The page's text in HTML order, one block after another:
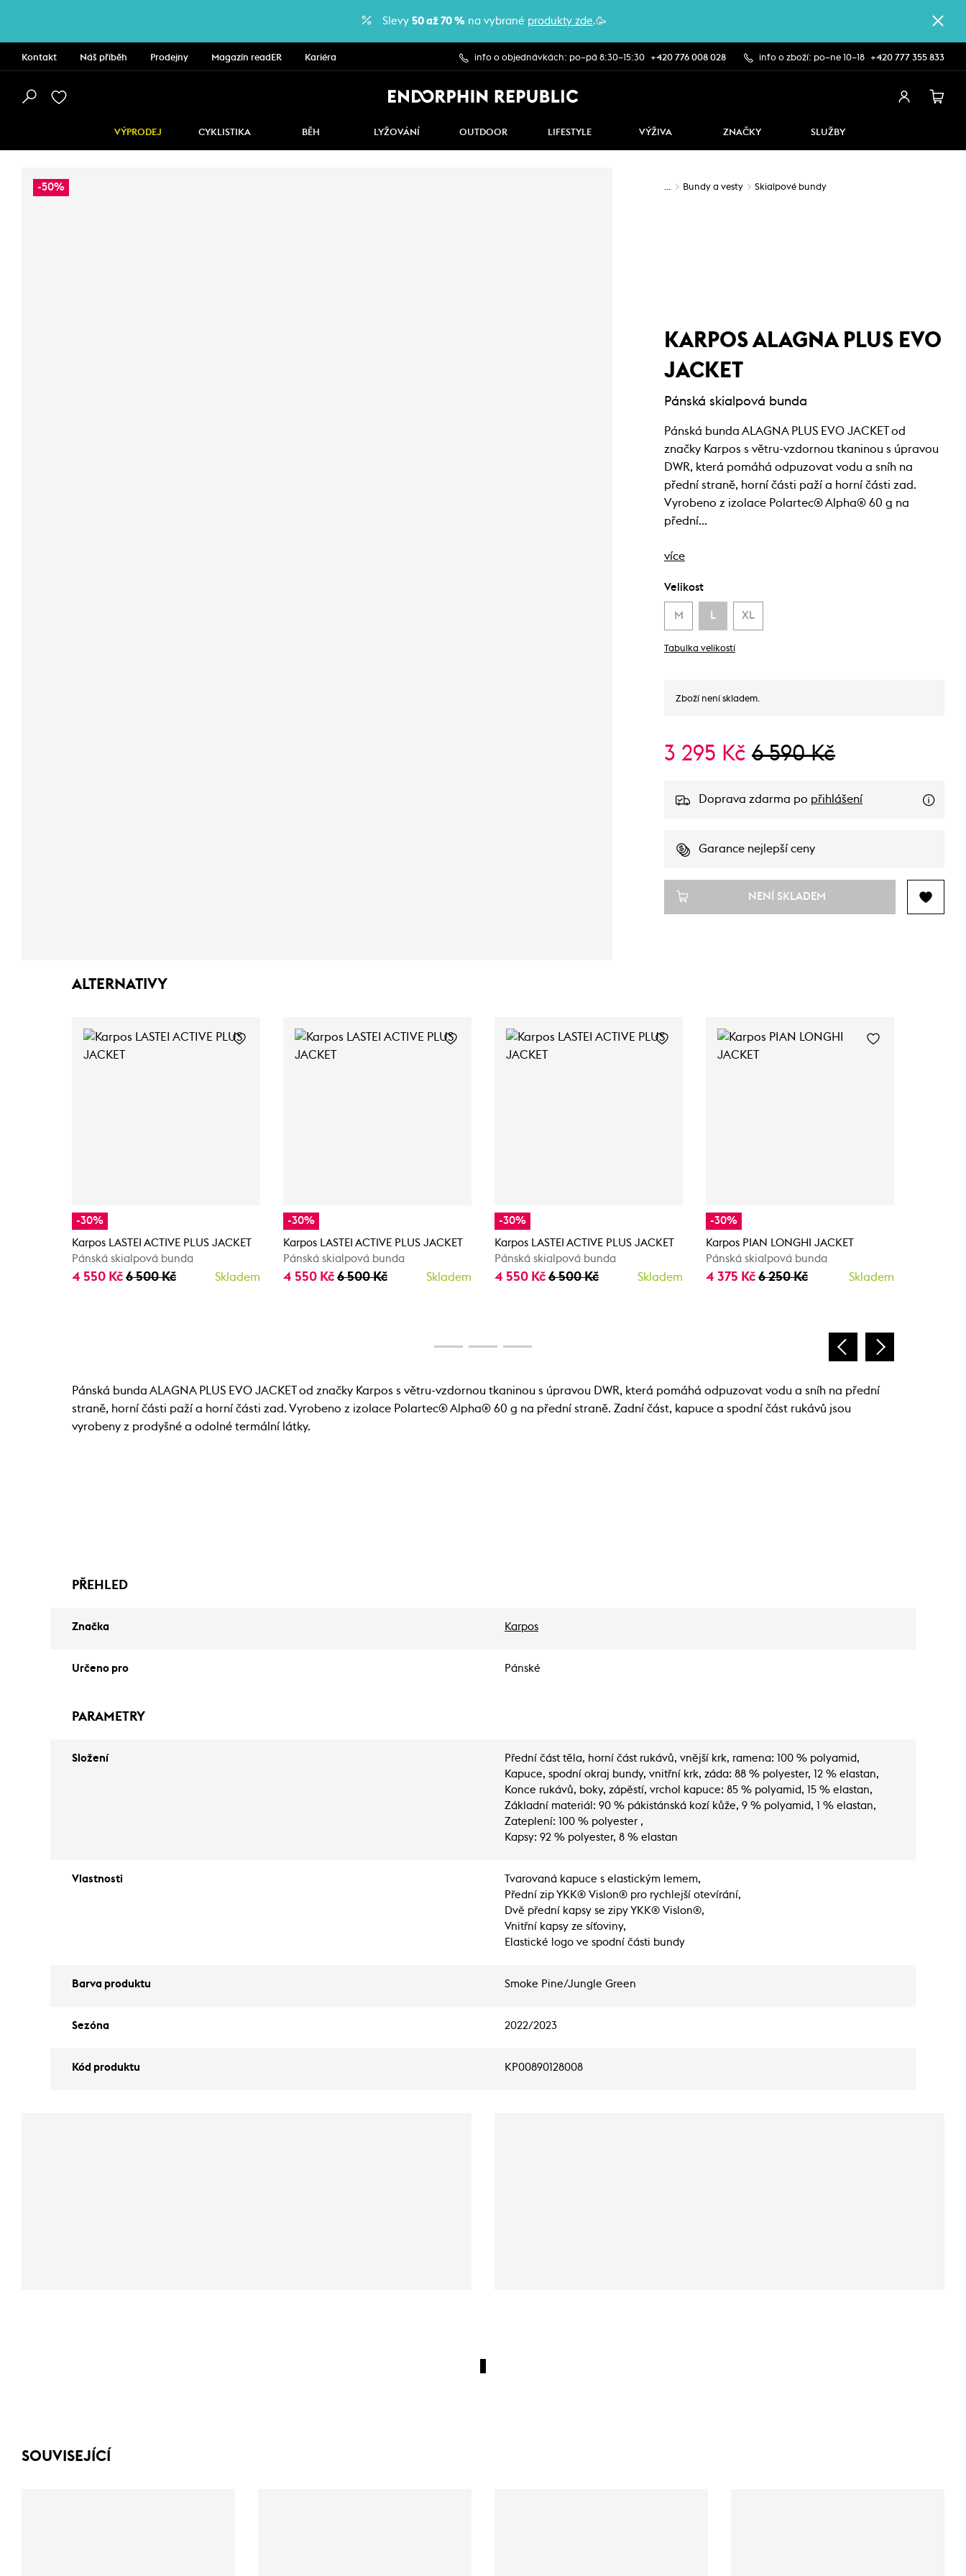
Slevy 50 až 70 % na vybrané produkty zde.🥳
Kontakt Náš příběh Prodejny Magazín readER Kariéra info o objednávkách: po–pá 8:30–15:30 +420 776 008 028 info o zboží: po–ne 10–18 +420 777 355 833
VÝPRODEJ CYKLISTIKA BĚH LYŽOVÁNÍ OUTDOOR LIFESTYLE VÝŽIVA ZNAČKY SLUŽBY
-50% … Bundy a vesty Skialpové bundy
KARPOS ALAGNA PLUS EVO
JACKET
Pánská skialpová bunda
Pánská bunda ALAGNA PLUS EVO JACKET od
značky Karpos s větru-vzdornou tkaninou s úpravou
DWR, která pomáhá odpuzovat vodu a sníh na
přední straně, horní části paží a horní části zad.
Vyrobeno z izolace Polartec® Alpha® 60 g na
přední…
více
Velikost
M L XL
Tabulka velikostí
Zboží není skladem.
3 295 Kč 6 590 Kč
Doprava zdarma po přihlášení
Garance nejlepší ceny
NENÍ SKLADEM
ALTERNATIVY
-30%
Karpos LASTEI ACTIVE PLUS JACKET
Pánská skialpová bunda
4 550 Kč 6 500 Kč Skladem
-30%
Karpos LASTEI ACTIVE PLUS JACKET
Pánská skialpová bunda
4 550 Kč 6 500 Kč Skladem
-30%
Karpos LASTEI ACTIVE PLUS JACKET
Pánská skialpová bunda
4 550 Kč 6 500 Kč Skladem
-30%
Karpos PIAN LONGHI JACKET
Pánská skialpová bunda
4 375 Kč 6 250 Kč Skladem
Pánská bunda ALAGNA PLUS EVO JACKET od značky Karpos s větru-vzdornou tkaninou s úpravou DWR, která pomáhá odpuzovat vodu a sníh na přední
straně, horní části paží a horní části zad. Vyrobeno z izolace Polartec® Alpha® 60 g na přední straně. Zadní část, kapuce a spodní část rukávů jsou
vyrobeny z prodyšné a odolné termální látky.
PŘEHLED
Značka Karpos
Určeno pro Pánské
PARAMETRY
Složení
Přední část těla, horní část rukávů, vnější krk, ramena: 100 % polyamid,
Kapuce, spodní okraj bundy, vnitřní krk, záda: 88 % polyester, 12 % elastan,
Konce rukávů, boky, zápěstí, vrchol kapuce: 85 % polyamid, 15 % elastan,
Základní materiál: 90 % pákistánská kozí kůže, 9 % polyamid, 1 % elastan,
Zateplení: 100 % polyester ,
Kapsy: 92 % polyester, 8 % elastan
Vlastnosti
Tvarovaná kapuce s elastickým lemem,
Přední zip YKK® Vislon® pro rychlejší otevírání,
Dvě přední kapsy se zipy YKK® Vislon®,
Vnitřní kapsy ze síťoviny,
Elastické logo ve spodní části bundy
Barva produktu Smoke Pine/Jungle Green
Sezóna 2022/2023
Kód produktu KP00890128008
SOUVISEJÍCÍ